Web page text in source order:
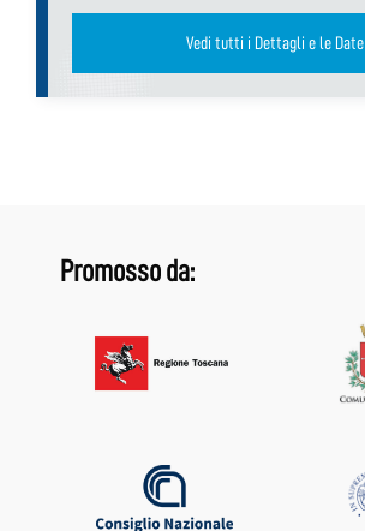
Vedi tutti i Dettagli e le Date
Promosso da: